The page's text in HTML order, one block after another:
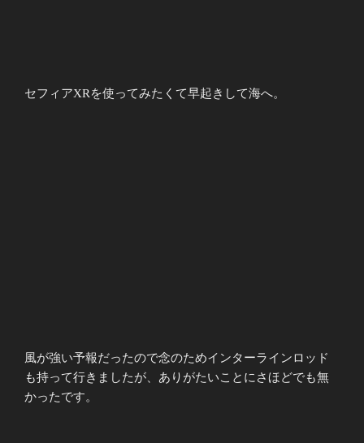
セフィアXRを使ってみたくて早起きして海へ。
風が強い予報だったので念のためインターラインロッド
も持って行きましたが、ありがたいことにさほどでも無
かったです。